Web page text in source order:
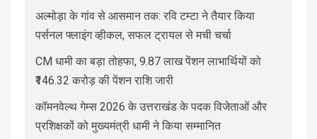
अल्मोड़ा के गांव से आसमान तक: रवि टम्टा ने तैयार किया
पर्सनल फ्लाइंग व्हीकल, सफल ट्रायल से मची चर्चा
CM धामी का बड़ा तोहफा, 9.87 लाख पेंशन लाभार्थियों को
₹146.32 करोड़ की पेंशन राशि जारी
कॉमनवेल्थ गेम्स 2026 के उत्तराखंड के पदक विजेताओं और
प्रशिक्षकों को मुख्यमंत्री धामी ने किया सम्मानित